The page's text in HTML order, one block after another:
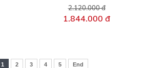
2.120.000 đ
1.844.000 đ
1 2 3 4 5 End